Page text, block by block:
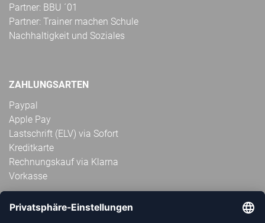
Partner: BBU ´01
Partner: Trainer machen Schule
Nachhaltigkeit und Soziales
ZAHLUNGSARTEN
Paypal
Apple Pay
Lastschrift (ELV) via Sofort
Kreditkarte
Rechnungskauf via Klarna
Vorkasse
ABONNIERE JETZT DEN KOSTENLOSEN